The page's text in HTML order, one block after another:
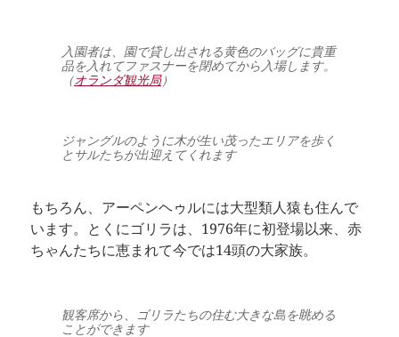
入園者は、園で貸し出される黄色のバッグに貴重
品を入れてファスナーを閉めてから入場します。
（オランダ観光局）
ジャングルのように木が生い茂ったエリアを歩く
とサルたちが出迎えてくれます
もちろん、アーペンヘゥルには大型類人猿も住んで
います。とくにゴリラは、1976年に初登場以来、赤
ちゃんたちに恵まれて今では14頭の大家族。
観客席から、ゴリラたちの住む大きな島を眺める
ことができます